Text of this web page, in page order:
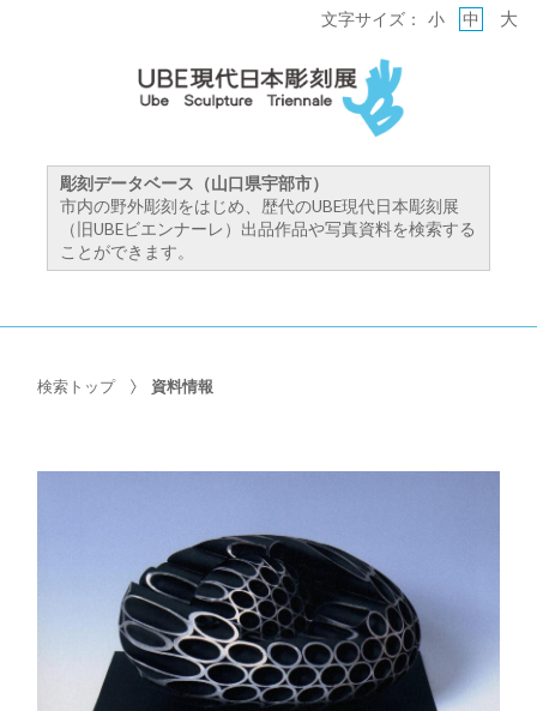
彫刻データベース（山口県宇部市）
市内の野外彫刻をはじめ、歴代のUBE現代日本彫刻展
（旧UBEビエンナーレ）出品作品や写真資料を検索する
ことができます。
文字サイズ： 小 中 大
検索トップ 資料情報